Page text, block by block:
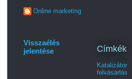
Online marketing
Visszaélés
jelentése
Címkék
Katalizátor
felvásárlás